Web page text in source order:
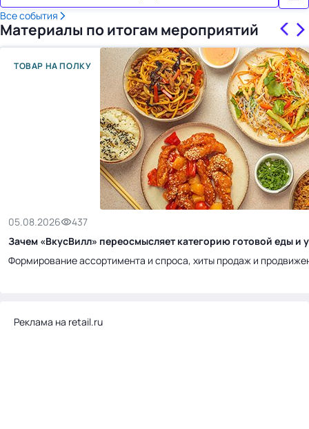
Все события
Материалы по итогам мероприятий
ТОВАР НА ПОЛКУ
05.08.2026
437
Зачем «ВкусВилл» переосмысляет категорию готовой еды и
Формирование ассортимента и спроса, хиты продаж и
Реклама на retail.ru